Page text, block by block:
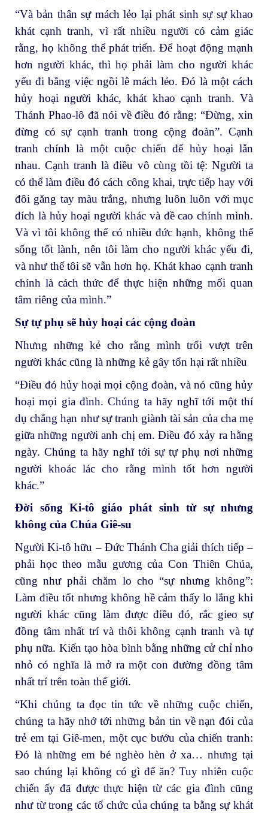
“Và bản thân sự mách lẻo lại phát sinh sự sự khao
khát cạnh tranh, vì rất nhiều người có cảm giác
rằng, họ không thể phát triển. Để hoạt động mạnh
hơn người khác, thì họ phải làm cho người khác
yếu đi bằng việc ngồi lê mách lẻo. Đó là một cách
hủy hoại người khác, khát khao cạnh tranh. Và
Thánh Phao-lô đã nói về điều đó rằng: “Đừng, xin
đừng có sự cạnh tranh trong cộng đoàn”. Cạnh
tranh chính là một cuộc chiến để hủy hoại lẫn
nhau. Cạnh tranh là điều vô cùng tồi tệ: Người ta
có thể làm điều đó cách công khai, trực tiếp hay với
đôi găng tay màu trắng, nhưng luôn luôn với mục
đích là hủy hoại người khác và đề cao chính mình.
Và vì tôi không thể có nhiều đức hạnh, không thể
sống tốt lành, nên tôi làm cho người khác yếu đi,
và như thế tôi sẽ vẫn hơn họ. Khát khao cạnh tranh
chính là cách thức để thực hiện những mối quan
tâm riêng của mình.”
Sự tự phụ sẽ hủy hoại các cộng đoàn
Nhưng những kẻ cho rằng mình trổi vượt trên
người khác cũng là những kẻ gây tổn hại rất nhiều
“Điều đó hủy hoại mọi cộng đoàn, và nó cũng hủy
hoại mọi gia đình. Chúng ta hãy nghĩ tới một thí
dụ chẳng hạn như sự tranh giành tài sản của cha mẹ
giữa những người anh chị em. Điều đó xảy ra hằng
ngày. Chúng ta hãy nghĩ tới sự tự phụ nơi những
người khoác lác cho rằng mình tốt hơn người
khác.”
Đời sống Ki-tô giáo phát sinh từ sự nhưng
không của Chúa Giê-su
Người Ki-tô hữu – Đức Thánh Cha giải thích tiếp –
phải học theo mẫu gương của Con Thiên Chúa,
cũng như phải chăm lo cho “sự nhưng không”:
Làm điều tốt nhưng không hề cảm thấy lo lắng khi
người khác cũng làm được điều đó, rắc gieo sự
đồng tâm nhất trí và thôi không cạnh tranh và tự
phụ nữa. Kiến tạo hòa bình bằng những cử chỉ nho
nhỏ có nghĩa là mở ra một con đường đồng tâm
nhất trí trên toàn thế giới.
“Khi chúng ta đọc tin tức về những cuộc chiến,
chúng ta hãy nhớ tới những bản tin về nạn đói của
trẻ em tại Giê-men, một cục bướu của chiến tranh:
Đó là những em bé nghèo hèn ở xa… nhưng tại
sao chúng lại không có gì để ăn? Tuy nhiên cuộc
chiến ấy đã được thực hiện từ các gia đình cũng
như từ trong các tổ chức của chúng ta bằng sự khát